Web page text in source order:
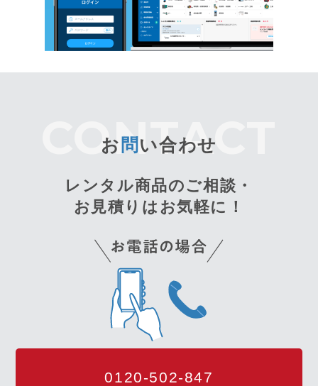
お 問 い合わせ
レンタル商品のご相談・
お見積りはお気軽に！
0120-502-847